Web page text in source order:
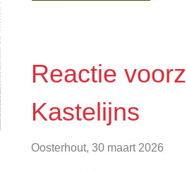
Reactie
Kastelijns
Oosterhout, 30 maart 2026